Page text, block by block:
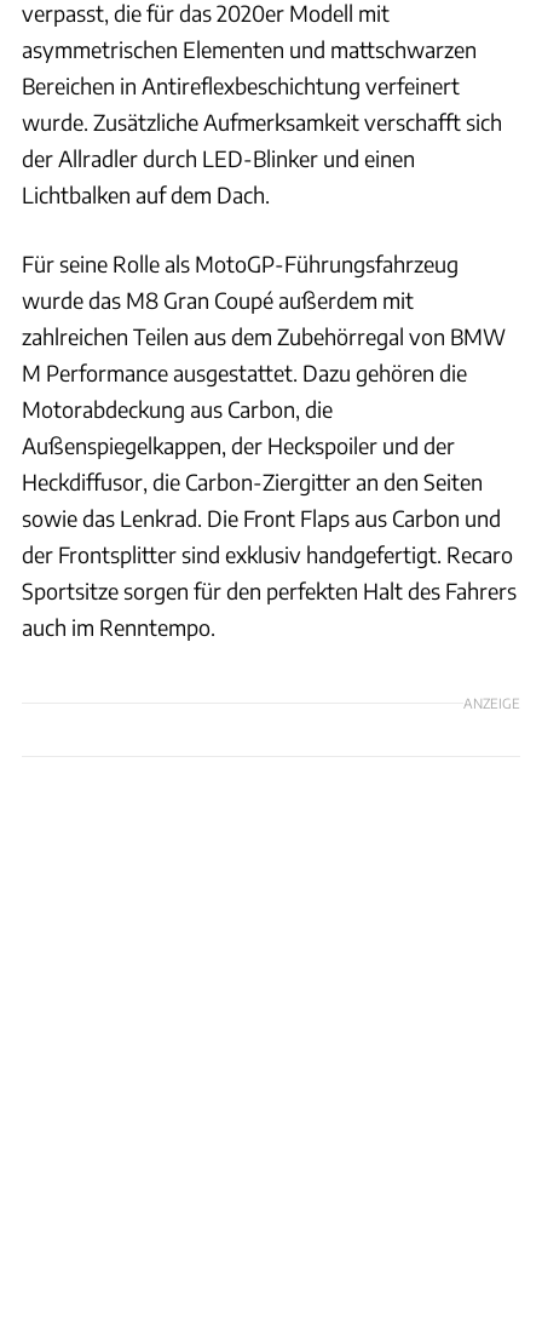
verpasst, die für das 2020er Modell mit
asymmetrischen Elementen und mattschwarzen
Bereichen in Antireflexbeschichtung verfeinert
wurde. Zusätzliche Aufmerksamkeit verschafft sich
der Allradler durch LED-Blinker und einen
Lichtbalken auf dem Dach.
Für seine Rolle als MotoGP-Führungsfahrzeug
wurde das M8 Gran Coupé außerdem mit
zahlreichen Teilen aus dem Zubehörregal von BMW
M Performance ausgestattet. Dazu gehören die
Motorabdeckung aus Carbon, die
Außenspiegelkappen, der Heckspoiler und der
Heckdiffusor, die Carbon-Ziergitter an den Seiten
sowie das Lenkrad. Die Front Flaps aus Carbon und
der Frontsplitter sind exklusiv handgefertigt. Recaro
Sportsitze sorgen für den perfekten Halt des Fahrers
auch im Renntempo.
ANZEIGE